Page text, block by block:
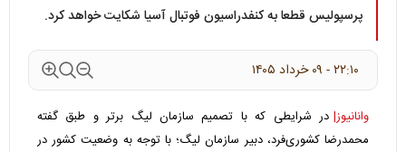
پرسپولیس قطعا به کنفدراسیون فوتبال آسیا شکایت خواهد کرد.
۲۲:۱۰ - ۰۹ خرداد ۱۴۰۵
وانانیوز| در شرایطی که با تصمیم سازمان لیگ برتر و طبق گفته
محمدرضا کشوری‌فرد، دبیر سازمان لیگ؛ با توجه به وضعیت کشور در